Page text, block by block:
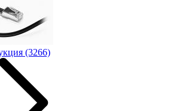
(3266)